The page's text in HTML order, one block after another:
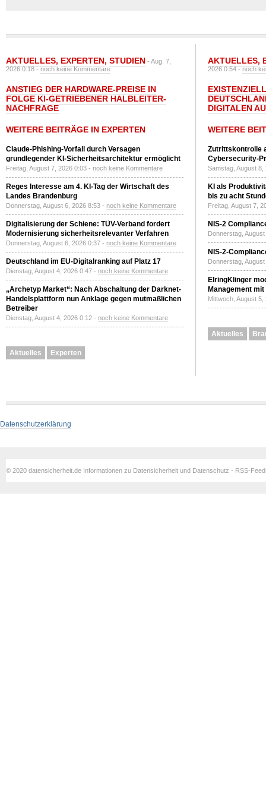
AKTUELLES, EXPERTEN, STUDIEN - Aug. 7,
2026 0:18 -noch keine Kommentare
ANSTIEG DER HARDWARE-PREISE IN
FOLGE KI-GETRIEBENER HALBLEITER-
NACHFRAGE
WEITERE BEITRÄGE IN EXPERTEN
Claude-Phishing-Vorfall durch Versagen
grundlegender KI-Sicherheitsarchitektur ermöglicht
Freitag, August 7, 2026 0:03 - noch keine Kommentare
Reges Interesse am 4. KI-Tag der Wirtschaft des
Landes Brandenburg
Donnerstag, August 6, 2026 8:53 - noch keine Kommentare
Digitalisierung der Schiene: TÜV-Verband fordert
Modernisierung sicherheitsrelevanter Verfahren
Donnerstag, August 6, 2026 0:37 - noch keine Kommentare
Deutschland im EU-Digitalranking auf Platz 17
Dienstag, August 4, 2026 0:47 - noch keine Kommentare
„Archetyp Market“: Nach Abschaltung der Darknet-
Handelsplattform nun Anklage gegen mutmaßlichen
Betreiber
Dienstag, August 4, 2026 0:12 - noch keine Kommentare
Aktuelles Experten
AKTUELLES,
2026 0:54 -noch
DIGITALEN
WEITERE
Zutrittskontrolle
Cybersecurity-
Samstag, August
KI als
bis zu acht
Freitag, August 7,
NIS-2
Donnerstag,
NIS-2-
Donnerstag,
ElringKlinger
Management
Mittwoch, August
Aktuelles
Datenschutzerklärung
© 2020 datensicherheit.de Informationen zu Datensicherheit und Datenschutz - RSS-